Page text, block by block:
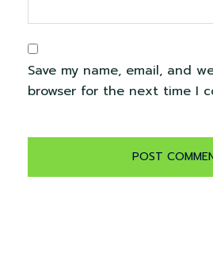
Save my name, email, and
browser for the next time I